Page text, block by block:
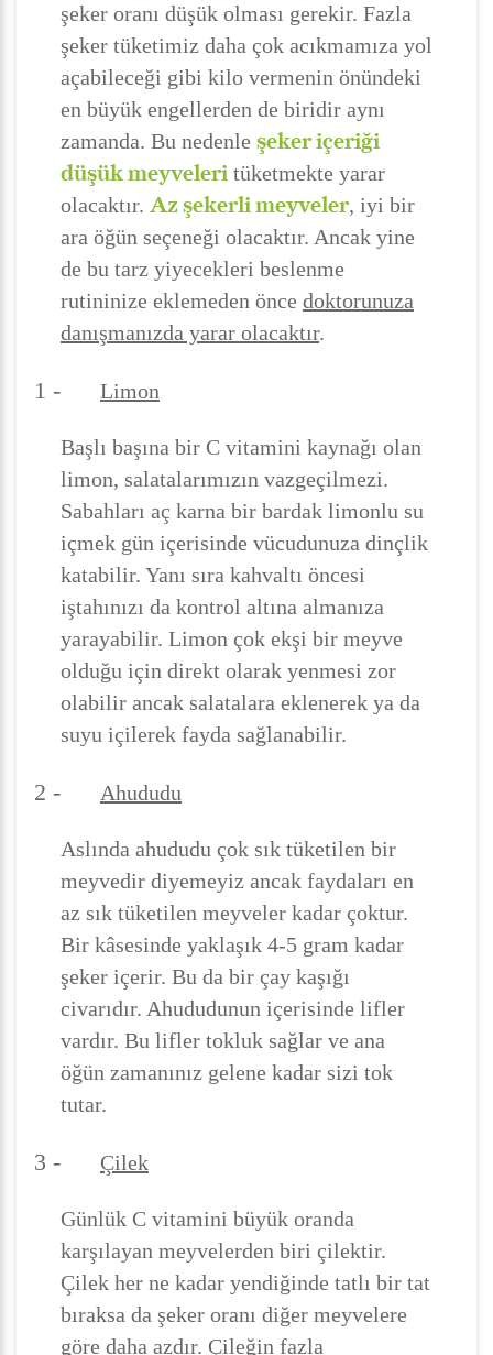
şeker oranı düşük olması gerekir. Fazla
şeker tüketimiz daha çok acıkmamıza yol
açabileceği gibi kilo vermenin önündeki
en büyük engellerden de biridir aynı
zamanda. Bu nedenle şeker içeriği
düşük meyveleri tüketmekte yarar
olacaktır. Az şekerli meyveler, iyi bir
ara öğün seçeneği olacaktır. Ancak yine
de bu tarz yiyecekleri beslenme
rutininize eklemeden önce doktorunuza
danışmanızda yarar olacaktır.
1 - Limon
Başlı başına bir C vitamini kaynağı olan
limon, salatalarımızın vazgeçilmezi.
Sabahları aç karna bir bardak limonlu su
içmek gün içerisinde vücudunuza dinçlik
katabilir. Yanı sıra kahvaltı öncesi
iştahınızı da kontrol altına almanıza
yarayabilir. Limon çok ekşi bir meyve
olduğu için direkt olarak yenmesi zor
olabilir ancak salatalara eklenerek ya da
suyu içilerek fayda sağlanabilir.
2 - Ahududu
Aslında ahududu çok sık tüketilen bir
meyvedir diyemeyiz ancak faydaları en
az sık tüketilen meyveler kadar çoktur.
Bir kâsesinde yaklaşık 4-5 gram kadar
şeker içerir. Bu da bir çay kaşığı
civarıdır. Ahududunun içerisinde lifler
vardır. Bu lifler tokluk sağlar ve ana
öğün zamanınız gelene kadar sizi tok
tutar.
3 - Çilek
Günlük C vitamini büyük oranda
karşılayan meyvelerden biri çilektir.
Çilek her ne kadar yendiğinde tatlı bir tat
bıraksa da şeker oranı diğer meyvelere
göre daha azdır. Çileğin fazla